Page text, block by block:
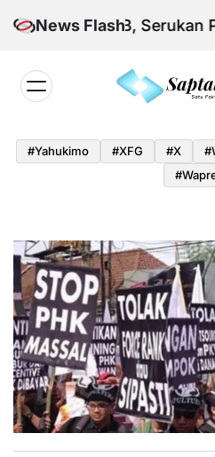
News Flash
KNPB, Serukan
#yahukimo #XFG #x